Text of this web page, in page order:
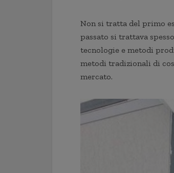
Non si tratta del primo
passato si trattava
tecnologie e metodi
metodi tradizionali di
mercato.